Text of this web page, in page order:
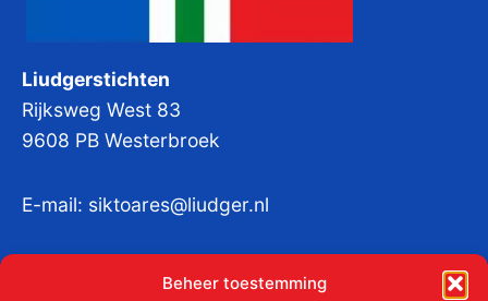
Beheer toestemming
Liudgerstichten
Rijksweg West 83
9608 PB Westerbroek
E-mail: siktoares@liudger.nl